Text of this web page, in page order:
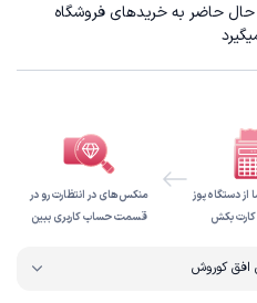
حال حاضر به خریدهای فروشگاه
دستگاه پوز
کارت بکش
منکس‌های در انتظارت رو در
قسمت حساب کاربری ببین
افق کوروش